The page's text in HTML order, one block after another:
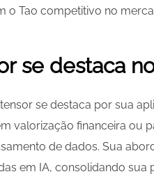
o Tao competitivo no
se destaca
se destaca por sua
valorização financeira ou
de dados. Sua
em IA, consolidando